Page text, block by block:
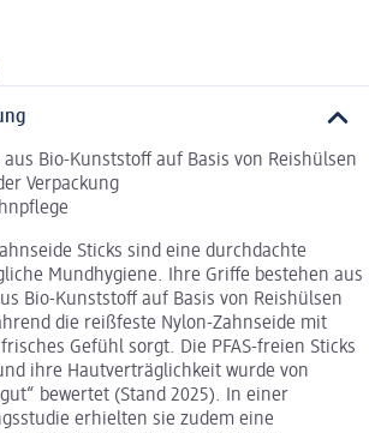
aus Bio-Kunststoff auf Basis von Reishülsen
Verpackung
Sticks sind eine durchdachte
Mundhygiene. Ihre Griffe bestehen aus
Bio-Kunststoff auf Basis von Reishülsen
die reißfeste Nylon-Zahnseide mit
Gefühl sorgt. Die PFAS-freien Sticks
ihre Hautverträglichkeit wurde von
bewertet (Stand 2025). In einer
erhielten sie zudem eine